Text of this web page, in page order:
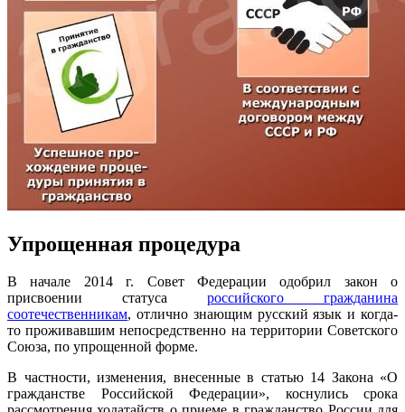
Упрощенная процедура
В начале 2014 г. Совет Федерации одобрил закон о
присвоении статуса российского гражданина
соотечественникам, отлично знающим русский язык и когда-
то проживавшим непосредственно на территории Советского
Союза, по упрощенной форме.
В частности, изменения, внесенные в статью 14 Закона «О
гражданстве Российской Федерации», коснулись срока